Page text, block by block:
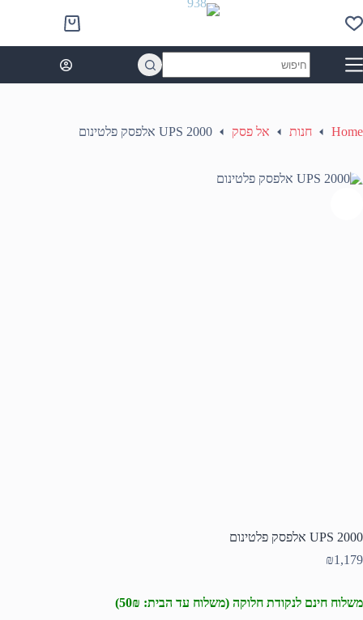
to
content
Shopping
cart
results
Home חנות אל פסק UPS 2000 אלפסק פלטינום
UPS 2000 אלפסק פלטינום
₪1,179
משלוח חינם לנקודת חלוקה (משלוח עד הבית: 50₪)